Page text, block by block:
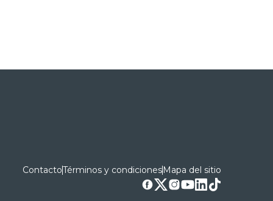
ContactoTérminos y condicionesMapa del sitio